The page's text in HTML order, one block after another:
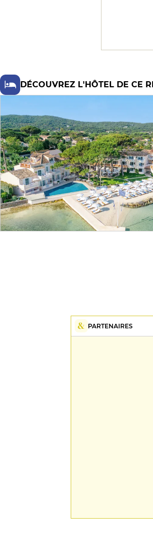
pour une concentration
insoupçonnée par la variété et
communion des parfums et des
de cuisson infusé à la farigoule
citronnée. L'imagerie du "show
tropézien est mise à mal par
envolée progressive, cette
étages qui traverse la
pour s'échapper au firmament.
le ballet millimétré d'un service
remarquablement encadré,
naturel que précis dans ses
annonces, commentaires et
réponses, ni cette atmosphère
d'opulence pour une clientèle
prend un peu ses vacances
offrant tout le choix que vous
voulez) est une grande chance.
Brillants desserts dans la ligne
DÉCOUVREZ L'HÔTEL DE CE
PARTENAIRES